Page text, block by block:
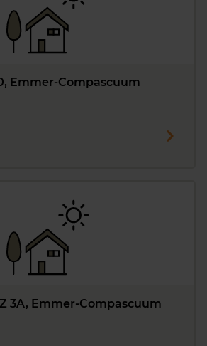
Emmer-Compascuum
3A, Emmer-Compascuum